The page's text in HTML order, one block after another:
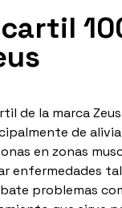
de la marca
de
en zonas
enfermedades
problemas